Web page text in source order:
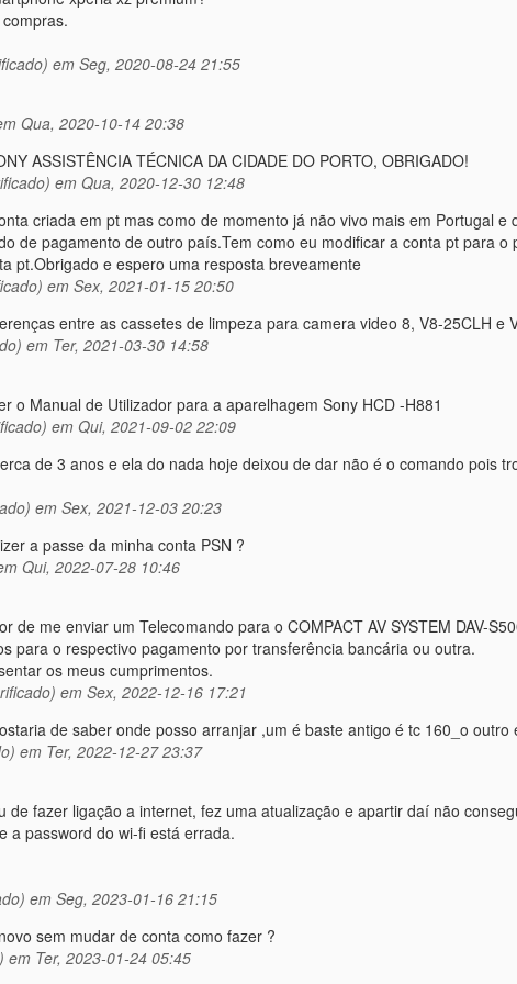
em Seg, 2020-08-24 21:55
Qua, 2020-10-14 20:38
ASSISTÊNCIA TÉCNICA DA CIDADE DO PORTO, OBRIGADO!
em Qua, 2020-12-30 12:48
criada em pt mas como de momento já não vivo mais em Portugal
de pagamento de outro país.Tem como eu modificar a conta pt para
pt.Obrigado e espero uma resposta breveamente
em Sex, 2021-01-15 20:50
entre as cassetes de limpeza para camera video 8, V8-25CLH e
em Ter, 2021-03-30 14:58
o Manual de Utilizador para a aparelhagem Sony HCD -H881
em Qui, 2021-09-02 22:09
de 3 anos e ela do nada hoje deixou de dar não é o comando pois
em Sex, 2021-12-03 20:23
a passe da minha conta PSN ?
Qui, 2022-07-28 10:46
de me enviar um Telecomando para o COMPACT AV SYSTEM DAV-
para o respectivo pagamento por transferência bancária ou outra.
os meus cumprimentos.
em Sex, 2022-12-16 17:21
de saber onde posso arranjar ,um é baste antigo é tc 160_o
em Ter, 2022-12-27 23:37
de fazer ligação a internet, fez uma atualização e apartir daí não
a password do wi-fi está errada.
em Seg, 2023-01-16 21:15
sem mudar de conta como fazer ?
em Ter, 2023-01-24 05:45